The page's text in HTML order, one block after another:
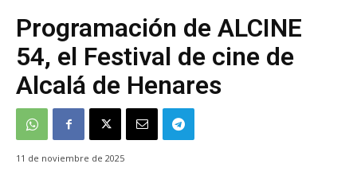
Programación de ALCINE
54, el Festival de cine de
Alcalá de Henares
11 de noviembre de 2025